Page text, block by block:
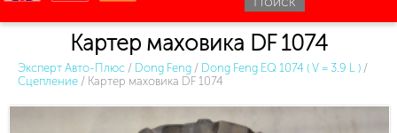
Картер маховика DF 1074
Эксперт Авто-Плюс / Dong Feng / Dong Feng EQ 1074 ( V = 3.9 L ) /
Сцепление / Картер маховика DF 1074